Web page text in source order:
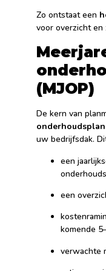
Zo ontstaat een
voor overzicht en
(MJOP)
De kern van
onderhoudsplan
uw bedrijfsdak.
een
een
komende
verwachte